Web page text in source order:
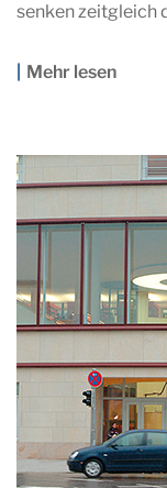
senken zeitgleich
Mehr lesen